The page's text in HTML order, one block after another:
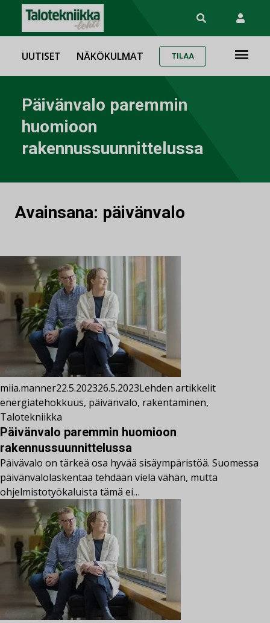
UUTISET NÄKÖKULMAT TILAA
Päivänvalo paremmin
huomioon
rakennussuunnittelussa
Avainsana: päivänvalo
miia.manner22.5.202326.5.2023Lehden artikkelit
energiatehokkuus, päivänvalo, rakentaminen,
Talotekniikka
Päivänvalo paremmin huomioon
rakennussuunnittelussa
Päivävalo on tärkeä osa hyvää sisäympäristöä. Suomessa
päivänvalolaskentaa tehdään vielä vähän, mutta
ohjelmistotyökaluista tämä ei…